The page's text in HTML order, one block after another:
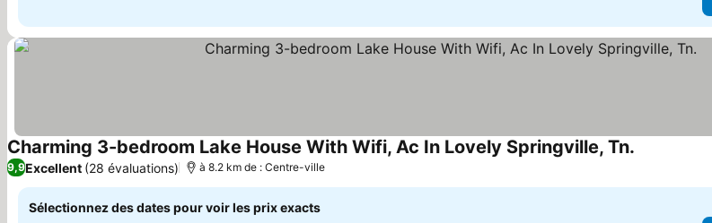
Charming 3-bedroom Lake House With Wifi, Ac In Lovely Springville, Tn.
9,9Excellent (28 évaluations) à 8.2 km de : Centre-ville
Sélectionnez des dates pour voir les prix exacts